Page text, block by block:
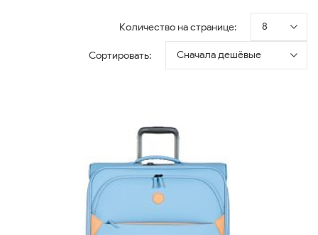
Количество на странице: 8
Сортировать: Сначала дешёвые